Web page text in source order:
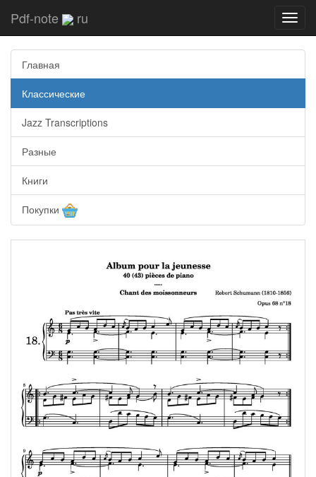
Pdf-note ru
Главная
Классические
Jazz Transcriptions
Разные
Книги
Покупки